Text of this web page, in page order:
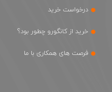
درخواست خرید
خرید از کانگورو چطور بود؟
فرصت های همکاری با ما